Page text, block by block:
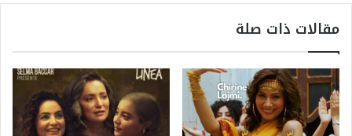
مقالات ذات صلة